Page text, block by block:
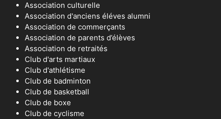
Association culturelle
Association d'anciens éléves alumni
Association de commerçants
Association de parents d’élèves
Association de retraités
Club d'arts martiaux
Club d'athlétisme
Club de badminton
Club de basketball
Club de boxe
Club de cyclisme